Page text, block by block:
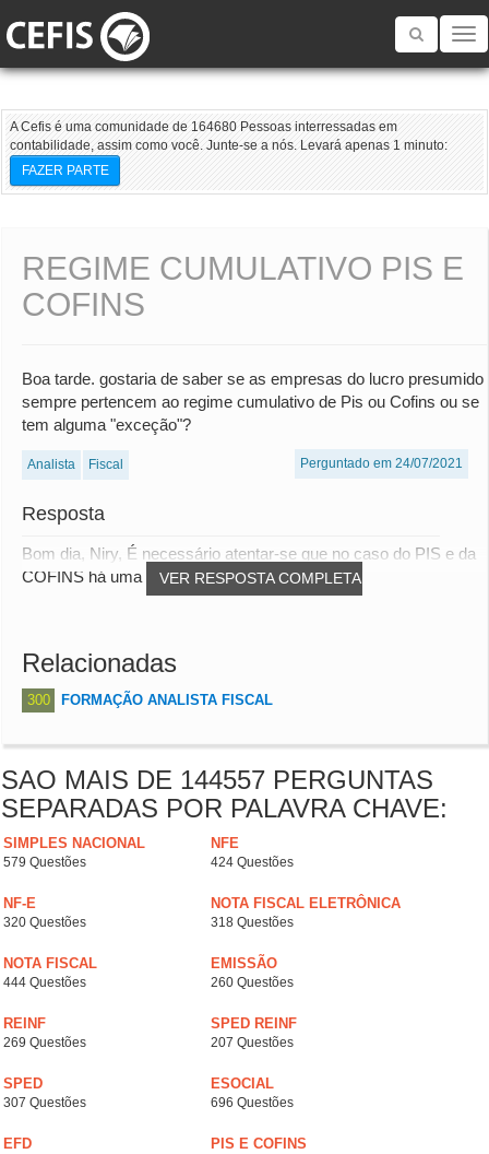
Toggle
A Cefis é uma comunidade de 164680 Pessoas interressadas em
contabilidade, assim como você. Junte-se a nós. Levará apenas 1 minuto:
FAZER PARTE
REGIME CUMULATIVO PIS E
COFINS
Boa tarde. gostaria de saber se as empresas do lucro presumido
sempre pertencem ao regime cumulativo de Pis ou Cofins ou se
tem alguma "exceção"?
Analista Fiscal Perguntado em 24/07/2021
Resposta
VER RESPOSTA COMPLETA
Bom dia, Niry, É necessário atentar-se que no caso do PIS e da
COFINS há uma particularidade: O impo...
Relacionadas
300 FORMAÇÃO ANALISTA FISCAL
SAO MAIS DE 144557 PERGUNTAS
SEPARADAS POR PALAVRA CHAVE:
SIMPLES NACIONAL
579 Questões
NFE
424 Questões
NF-E
320 Questões
NOTA FISCAL ELETRÔNICA
318 Questões
NOTA FISCAL
444 Questões
EMISSÃO
260 Questões
REINF
269 Questões
SPED REINF
207 Questões
SPED
307 Questões
ESOCIAL
696 Questões
EFD PIS E COFINS